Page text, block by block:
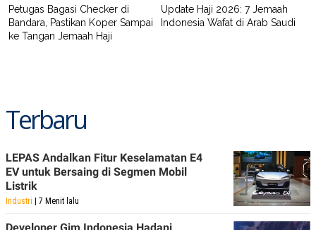
Petugas Bagasi Checker di
Bandara, Pastikan Koper Sampai
ke Tangan Jemaah Haji
Update Haji 2026: 7 Jemaah
Indonesia Wafat di Arab Saudi
Terbaru
LEPAS Andalkan Fitur Keselamatan E4
EV untuk Bersaing di Segmen Mobil
Listrik
Industri | 7 Menit lalu
Developer Gim Indonesia Hadapi